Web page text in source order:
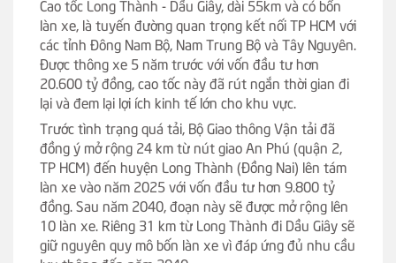
Cao tốc Long Thành - Dầu Giây, dài 55km và có bốn
làn xe, là tuyến đường quan trọng kết nối TP HCM với
các tỉnh Đông Nam Bộ, Nam Trung Bộ và Tây Nguyên.
Được thông xe 5 năm trước với vốn đầu tư hơn
20.600 tỷ đồng, cao tốc này đã rút ngắn thời gian đi
lại và đem lại lợi ích kinh tế lớn cho khu vực.
Trước tình trạng quá tải, Bộ Giao thông Vận tải đã
đồng ý mở rộng 24 km từ nút giao An Phú (quận 2,
TP HCM) đến huyện Long Thành (Đồng Nai) lên tám
làn xe vào năm 2025 với vốn đầu tư hơn 9.800 tỷ
đồng. Sau năm 2040, đoạn này sẽ được mở rộng lên
10 làn xe. Riêng 31 km từ Long Thành đi Dầu Giây sẽ
giữ nguyên quy mô bốn làn xe vì đáp ứng đủ nhu cầu